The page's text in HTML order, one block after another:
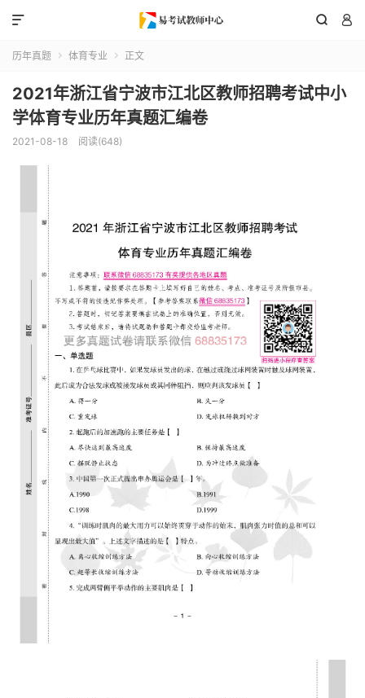
 

历年真题  体育专业  正文
2021年浙江省宁波市江北区教师招聘考试中小
学体育专业历年真题汇编卷
2021-08-18 阅读(648)